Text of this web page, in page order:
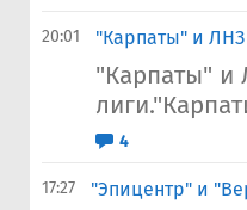
20:01 "Карпаты" и ЛНЗ
"Карпаты" и
4
17:27 "Эпицентр" и